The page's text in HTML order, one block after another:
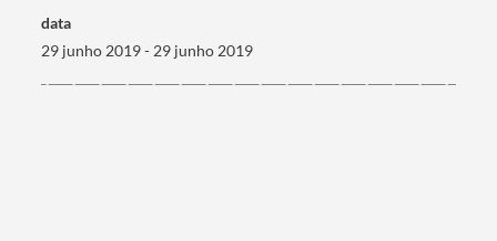
data
29 junho 2019 - 29 junho 2019